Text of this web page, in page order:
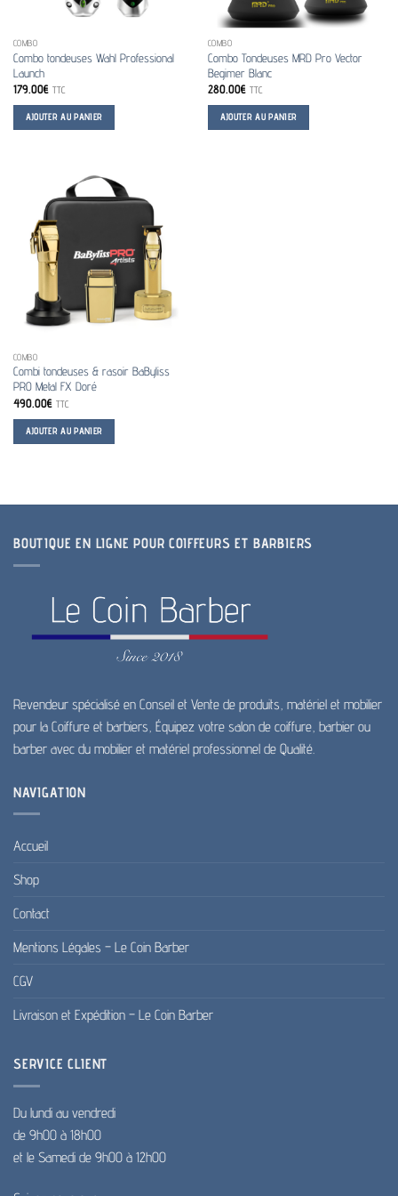
COMBO
Combo tondeuses Wahl Professional
Launch
179.00€ TTC
AJOUTER AU PANIER
COMBO
Combo Tondeuses MRD Pro Vector
Begimer Blanc
280.00€ TTC
AJOUTER AU PANIER
COMBO
Combi tondeuses & rasoir BaByliss
PRO Metal FX Doré
490.00€ TTC
AJOUTER AU PANIER
BOUTIQUE EN LIGNE POUR COIFFEURS ET BARBIERS
Revendeur spécialisé en Conseil et Vente de produits, matériel et mobilier
pour la Coiffure et barbiers, Équipez votre salon de coiffure, barbier ou
barber avec du mobilier et matériel professionnel de Qualité.
NAVIGATION
Accueil
Shop
Contact
Mentions Légales – Le Coin Barber
CGV
Livraison et Expédition – Le Coin Barber
SERVICE CLIENT
Du lundi au vendredi
de 9h00 à 18h00
et le Samedi de 9h00 à 12h00